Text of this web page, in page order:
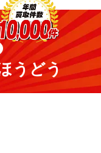
うどう